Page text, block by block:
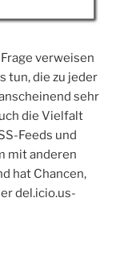
verweisen
tun, die zu jeder
sehr
die Vielfalt
Feeds und
mit anderen
hat Chancen,
del.icio.us-